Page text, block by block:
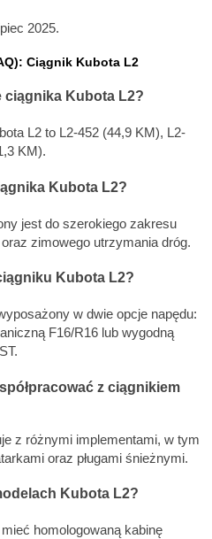
2025.
Ciągnik Kubota L2
ciągnika Kubota L2?
L2 to L2-452 (44,9 KM), L2-
KM).
Kubota L2?
jest do szerokiego zakresu
zimowego utrzymania dróg.
Kubota L2?
w dwie opcje napędu:
F16/R16 lub wygodną
z ciągnikiem
z różnymi implementami, w tym
oraz pługami śnieżnymi.
Kubota L2?
homologowaną kabinę